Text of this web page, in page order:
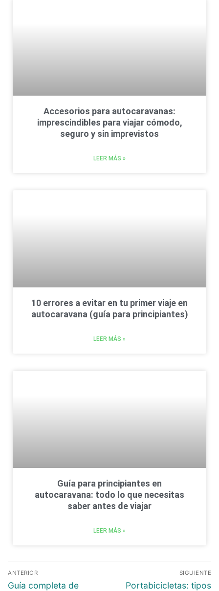
Accesorios para autocaravanas:
imprescindibles para viajar cómodo,
seguro y sin imprevistos
LEER MÁS »
10 errores a evitar en tu primer viaje en
autocaravana (guía para principiantes)
LEER MÁS »
Guía para principiantes en
autocaravana: todo lo que necesitas
saber antes de viajar
LEER MÁS »
ANTERIOR
Guía completa de
SIGUIENTE
Portabicicletas: tipos